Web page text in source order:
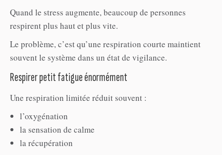
Quand le stress augmente, beaucoup de personnes
respirent plus haut et plus vite.
Le problème, c’est qu’une respiration courte maintient
souvent le système dans un état de vigilance.
Respirer petit fatigue énormément
Une respiration limitée réduit souvent :
l’oxygénation
la sensation de calme
la récupération